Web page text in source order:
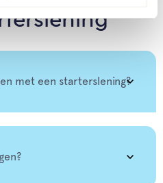
met een starterslening?